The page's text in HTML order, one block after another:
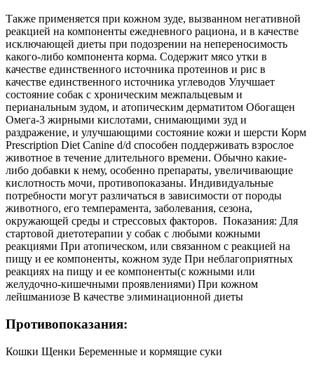
Также применяется при кожном зуде, вызванном негативной
реакцией на компоненты ежедневного рациона, и в качестве
исключающей диеты при подозрении на непереносимость
какого-либо компонента корма. Содержит мясо утки в
качестве единственного источника протеинов и рис в
качестве единственного источника углеводов Улучшает
состояние собак с хроническим межпальцевым и
перианальным зудом, и атопическим дерматитом Обогащен
Омега-3 жирными кислотами, снимающими зуд и
раздражение, и улучшающими состояние кожи и шерсти Корм
Prescription Diet Canine d/d способен поддерживать взрослое
животное в течение длительного времени. Обычно какие-
либо добавки к нему, особенно препараты, увеличивающие
кислотность мочи, противопоказаны. Индивидуальные
потребности могут различаться в зависимости от породы
животного, его темперамента, заболевания, сезона,
окружающей среды и стрессовых факторов. Показания: Для
стартовой диетотерапии у собак с любыми кожными
реакциями При атопическом, или связанном с реакцией на
пищу и ее компоненты, кожном зуде При неблагоприятных
реакциях на пищу и ее компоненты(с кожными или
желудочно-кишечными проявлениями) При кожном
лейшманиозе В качестве элиминационной диеты
Противопоказания:
Кошки Щенки Беременные и кормящие суки